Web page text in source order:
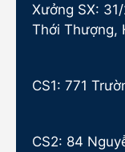
Xưởng SX:
Thới Thượng,
CS1: 771
CS2: 84